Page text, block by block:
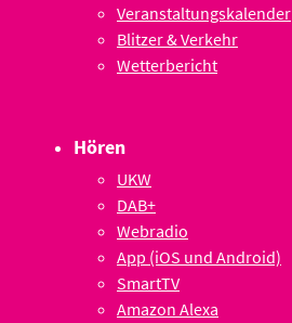
Veranstaltungskalender
Blitzer & Verkehr
Wetterbericht
Hören
UKW
DAB+
Webradio
App (iOS und Android)
SmartTV
Amazon Alexa